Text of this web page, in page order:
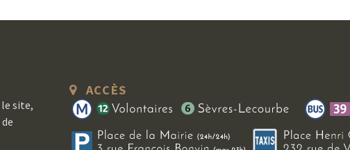
site,
ACCÈS